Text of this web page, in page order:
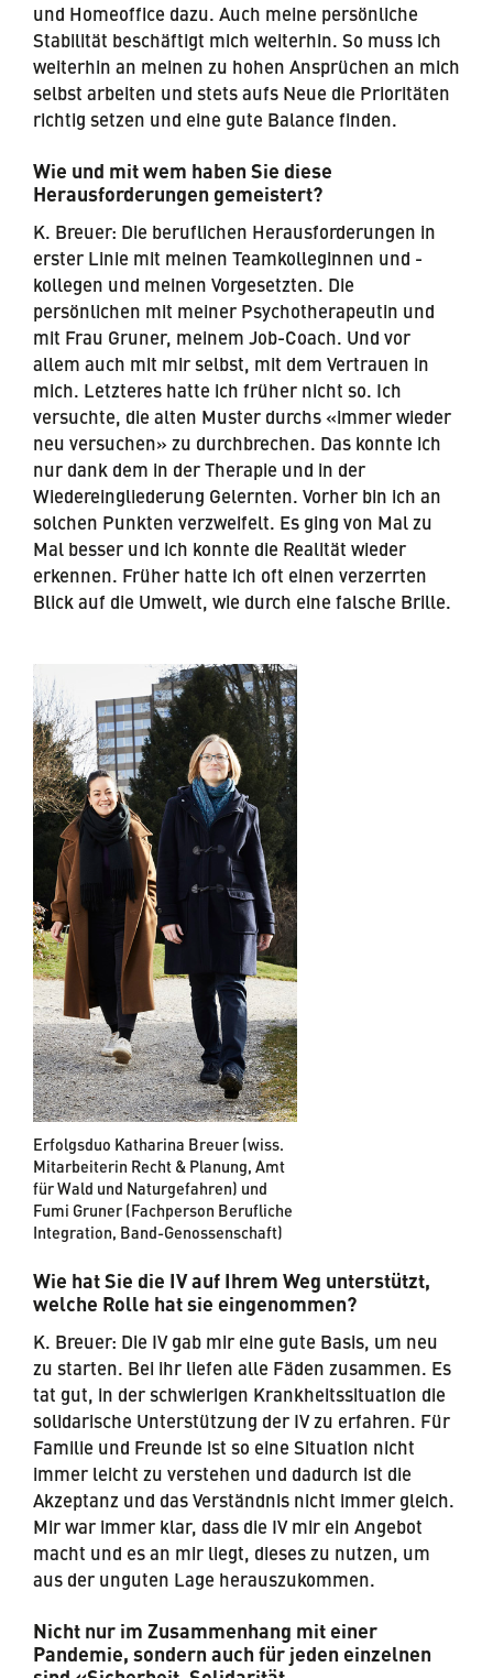
und Homeoffice dazu. Auch meine persönliche
Stabilität beschäftigt mich weiterhin. So muss ich
weiterhin an meinen zu hohen Ansprüchen an mich
selbst arbeiten und stets aufs Neue die Prioritäten
richtig setzen und eine gute Balance finden.
Wie und mit wem haben Sie diese
Herausforderungen gemeistert?
K. Breuer: Die beruflichen Herausforderungen in
erster Linie mit meinen Teamkolleginnen und -
kollegen und meinen Vorgesetzten. Die
persönlichen mit meiner Psychotherapeutin und
mit Frau Gruner, meinem Job-Coach. Und vor
allem auch mit mir selbst, mit dem Vertrauen in
mich. Letzteres hatte ich früher nicht so. Ich
versuchte, die alten Muster durchs «immer wieder
neu versuchen» zu durchbrechen. Das konnte ich
nur dank dem in der Therapie und in der
Wiedereingliederung Gelernten. Vorher bin ich an
solchen Punkten verzweifelt. Es ging von Mal zu
Mal besser und ich konnte die Realität wieder
erkennen. Früher hatte ich oft einen verzerrten
Blick auf die Umwelt, wie durch eine falsche Brille.
Erfolgsduo Katharina Breuer (wiss.
Mitarbeiterin Recht & Planung, Amt
für Wald und Naturgefahren) und
Fumi Gruner (Fachperson Berufliche
Integration, Band-Genossenschaft)
Wie hat Sie die IV auf Ihrem Weg unterstützt,
welche Rolle hat sie eingenommen?
K. Breuer: Die IV gab mir eine gute Basis, um neu
zu starten. Bei ihr liefen alle Fäden zusammen. Es
tat gut, in der schwierigen Krankheitssituation die
solidarische Unterstützung der IV zu erfahren. Für
Familie und Freunde ist so eine Situation nicht
immer leicht zu verstehen und dadurch ist die
Akzeptanz und das Verständnis nicht immer gleich.
Mir war immer klar, dass die IV mir ein Angebot
macht und es an mir liegt, dieses zu nutzen, um
aus der unguten Lage herauszukommen.
Nicht nur im Zusammenhang mit einer
Pandemie, sondern auch für jeden einzelnen